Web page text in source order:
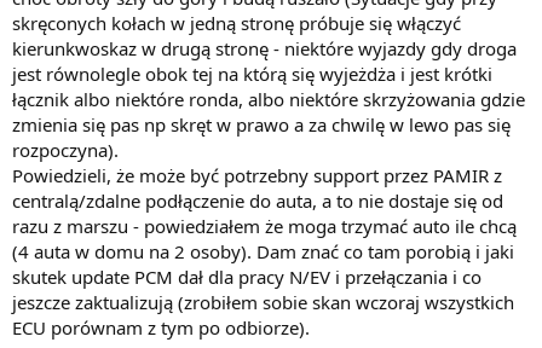
skręconych kołach w jedną stronę próbuje się włączyć
kierunkwoskaz w drugą stronę - niektóre wyjazdy gdy droga
jest równolegle obok tej na którą się wyjeżdża i jest krótki
łącznik albo niektóre ronda, albo niektóre skrzyżowania gdzie
zmienia się pas np skręt w prawo a za chwilę w lewo pas się
rozpoczyna).
Powiedzieli, że może być potrzebny support przez PAMIR z
centralą/zdalne podłączenie do auta, a to nie dostaje się od
razu z marszu - powiedziałem że moga trzymać auto ile chcą
(4 auta w domu na 2 osoby). Dam znać co tam porobią i jaki
skutek update PCM dał dla pracy N/EV i przełączania i co
jeszcze zaktualizują (zrobiłem sobie skan wczoraj wszystkich
ECU porównam z tym po odbiorze).